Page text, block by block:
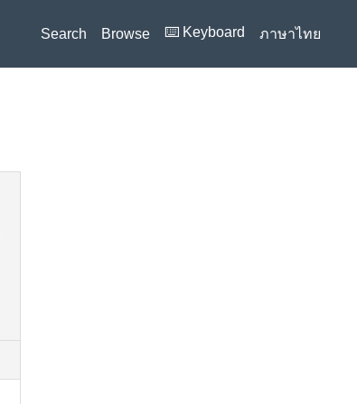
Search Browse ⌨️ Keyboard ภาษาไทย